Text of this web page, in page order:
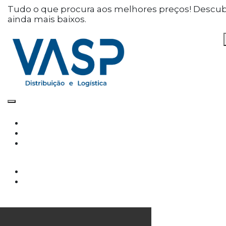
Defina as suas preferências
de cookies para este
website.
Este website utiliza cookies estritamente
necessários, analíticos e funcionais, para lhe
oferecer uma boa experiência de navegação e
Cookies
funções básicas do site e o site não funcionará
da maneira pretendida sem eles
Tudo o que procura aos melhores preços!
ainda mais baixos.